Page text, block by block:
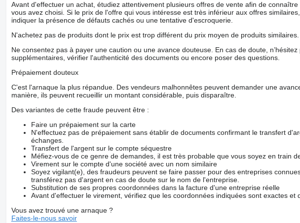
Avant d'effectuer un achat, étudiez attentivement plusieurs offres de vente afin de
vous avez choisi. Si le prix de l'offre qui vous intéresse est très inférieur aux offres
indiquer la présence de défauts cachés ou une tentative d'escroquerie.
N'achetez pas de produits dont le prix est trop différent du prix moyen de produits similaires.
Ne consentez pas à payer une caution ou une avance douteuse. En cas de doute,
supplémentaires, vérifier l'authenticité des documents ou encore poser des questions.
Prépaiement douteux
C'est l'arnaque la plus répandue. Des vendeurs malhonnêtes peuvent demander une
manière, ils peuvent recueillir un montant considérable, puis disparaître.
Des variantes de cette fraude peuvent être :
Faire un prépaiement sur la carte
N'effectuez pas de prépaiement sans établir de documents confirmant le transfert
échanges.
Transfert de l'argent sur le compte séquestre
Méfiez-vous de ce genre de demandes, il est très probable que vous soyez en train
Virement sur le compte d'une société avec un nom similaire
Soyez vigilant(e), des fraudeurs peuvent se faire passer pour des entreprises
transférez pas d'argent en cas de doute sur le nom de l'entreprise.
Substitution de ses propres coordonnées dans la facture d'une entreprise réelle
Avant d'effectuer le virement, vérifiez que les coordonnées indiquées sont exactes et
Vous avez trouvé une arnaque ?
Faites-le-nous savoir